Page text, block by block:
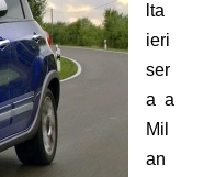
lta
ieri
ser
a a
Mil
an